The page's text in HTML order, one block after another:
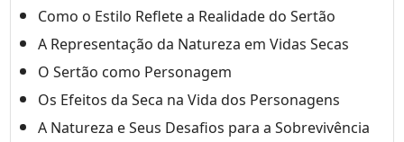
Como o Estilo Reflete a Realidade do Sertão
A Representação da Natureza em Vidas Secas
O Sertão como Personagem
Os Efeitos da Seca na Vida dos Personagens
A Natureza e Seus Desafios para a Sobrevivência